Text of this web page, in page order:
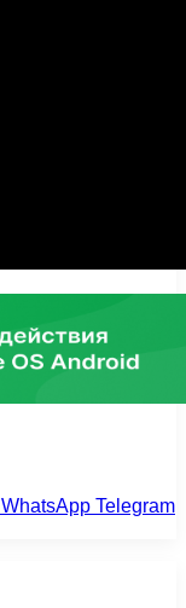
WhatsApp Telegram